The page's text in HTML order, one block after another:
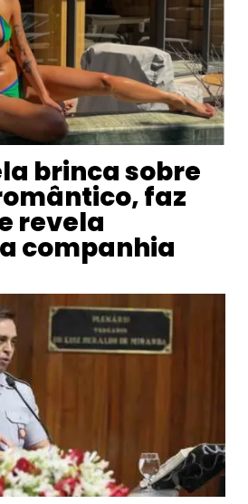
brinca sobre
faz
revela
companhia